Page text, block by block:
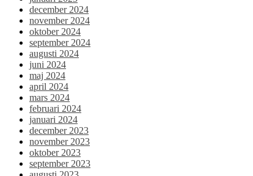
december 2024
november 2024
oktober 2024
september 2024
augusti 2024
juni 2024
maj 2024
april 2024
mars 2024
februari 2024
januari 2024
december 2023
november 2023
oktober 2023
september 2023